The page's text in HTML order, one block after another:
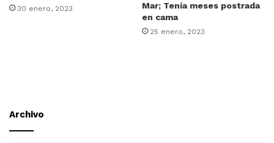
30 enero, 2023
Mar; Tenía meses postrada
en cama
25 enero, 2023
Archivo